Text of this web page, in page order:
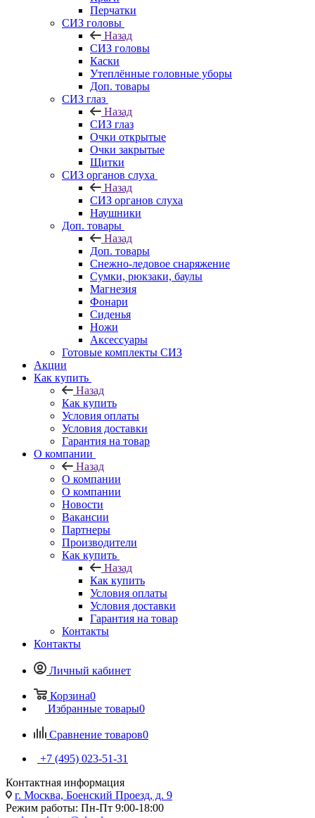
Перчатки
СИЗ головы
Назад
СИЗ головы
Каски
Утеплённые головные уборы
Доп. товары
СИЗ глаз
Назад
СИЗ глаз
Очки открытые
Очки закрытые
Щитки
СИЗ органов слуха
Назад
СИЗ органов слуха
Наушники
Доп. товары
Назад
Доп. товары
Снежно-ледовое снаряжение
Сумки, рюкзаки, баулы
Магнезия
Фонари
Сиденья
Ножи
Аксессуары
Готовые комплекты СИЗ
Акции
Как купить
Назад
Как купить
Условия оплаты
Условия доставки
Гарантия на товар
О компании
Назад
О компании
О компании
Новости
Вакансии
Партнеры
Производители
Как купить
Назад
Как купить
Условия оплаты
Условия доставки
Гарантия на товар
Контакты
Контакты
Личный кабинет
Корзина0
Избранные товары0
Сравнение товаров0
+7 (495) 023-51-31
Контактная информация
г. Москва, Боенский Проезд, д. 9
Режим работы: Пн-Пт 9:00-18:00